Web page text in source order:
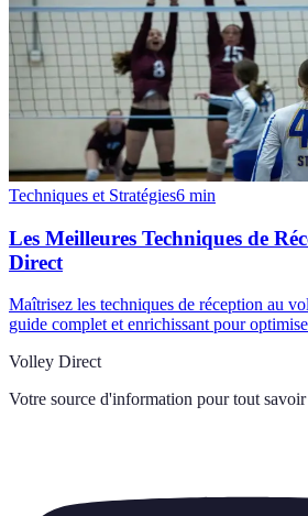
Techniques et Stratégies6 min
Les Meilleures Techniques de
Direct
Maîtrisez les techniques de réception au
guide complet et enrichissant pour
Volley Direct
Votre source d'information pour tout